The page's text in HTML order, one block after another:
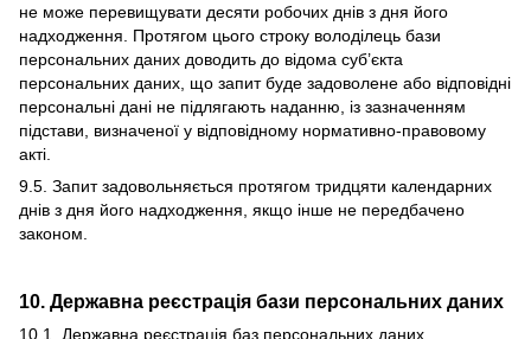
не може перевищувати десяти робочих днів з дня його
надходження. Протягом цього строку володілець бази
персональних даних доводить до відома суб’єкта
персональних даних, що запит буде задоволене або відповідні
персональні дані не підлягають наданню, із зазначенням
підстави, визначеної у відповідному нормативно-правовому
акті.
9.5. Запит задовольняється протягом тридцяти календарних
днів з дня його надходження, якщо інше не передбачено
законом.
10. Державна реєстрація бази персональних даних
10.1. Державна реєстрація баз персональних даних